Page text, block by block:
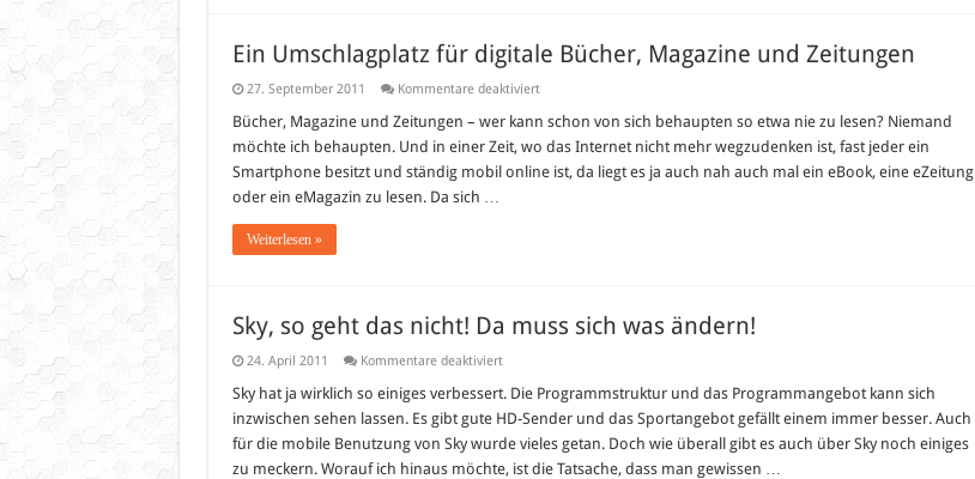
Ein Umschlagplatz für digitale Bücher, Magazine und Zeitungen
27. September 2011 Kommentare deaktiviertfür
Umschlagplatz
digitale
Bücher,
Magazine
Bücher, Magazine und Zeitungen – wer kann schon von sich behaupten so etwa nie zu lesen? Niemand
möchte ich behaupten. Und in einer Zeit, wo das Internet nicht mehr wegzudenken ist, fast jeder ein
Smartphone besitzt und ständig mobil online ist, da liegt es ja auch nah auch mal ein eBook, eine eZeitung
oder ein eMagazin zu lesen. Da sich …
Weiterlesen »
Sky, so geht das nicht! Da muss sich was ändern!
24. April 2011 Kommentare deaktiviertfür
so
das
nicht!
Da
muss
Sky hat ja wirklich so einiges verbessert. Die Programmstruktur und das Programmangebot kann sich
inzwischen sehen lassen. Es gibt gute HD-Sender und das Sportangebot gefällt einem immer besser. Auch
für die mobile Benutzung von Sky wurde vieles getan. Doch wie überall gibt es auch über Sky noch einiges
zu meckern. Worauf ich hinaus möchte, ist die Tatsache, dass man gewissen …